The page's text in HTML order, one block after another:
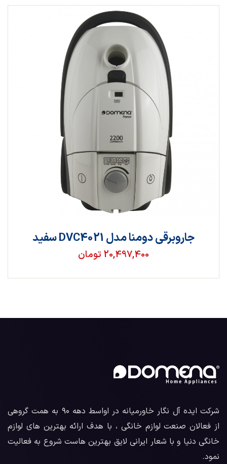
جاروبرقی دومنا مدل DVC4021 سفید
20,497,400 تومان
شرکت ایده آل نگار خاورمیانه در اواسط دهه ۹۰ به همت گروهی
از فعالان صنعت لوازم خانگی ، با هدف ارائه بهترین های لوازم
خانگی دنیا و با شعار ایرانی لایق بهترین هاست شروع به فعالیت
نمود.